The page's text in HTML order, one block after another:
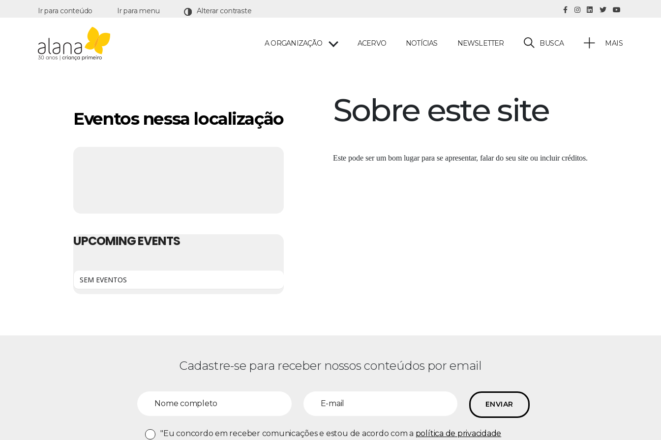
Ir para conteúdo Ir para menu
A ORGANIZAÇÃO ACERVO NOTÍCIAS NEWSLETTER BUSCA MAIS
Eventos nessa localização
UPCOMING EVENTS
SEM EVENTOS
Sobre este site
Este pode ser um bom lugar para se apresentar, falar do seu site ou incluir créditos.
Cadastre-se para receber nossos conteúdos por email
"Eu concordo em receber comunicações e estou de acordo com a política de privacidade